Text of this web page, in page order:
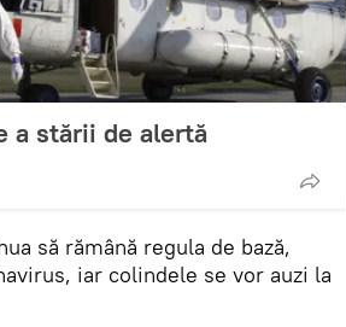
a stării de alertă
să rămână regula de bază,
iar colindele se vor auzi la